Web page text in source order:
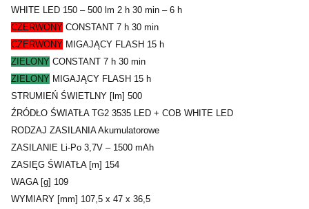
WHITE LED 150 – 500 lm 2 h 30 min – 6 h
CZERWONY CONSTANT 7 h 30 min
CZERWONY MIGAJĄCY FLASH 15 h
ZIELONY CONSTANT 7 h 30 min
ZIELONY MIGAJĄCY FLASH 15 h
STRUMIEŃ ŚWIETLNY [lm] 500
ŹRÓDŁO ŚWIATŁA TG2 3535 LED + COB WHITE LED
RODZAJ ZASILANIA Akumulatorowe
ZASILANIE Li-Po 3,7V – 1500 mAh
ZASIĘG ŚWIATŁA [m] 154
WAGA [g] 109
WYMIARY [mm] 107,5 x 47 x 36,5